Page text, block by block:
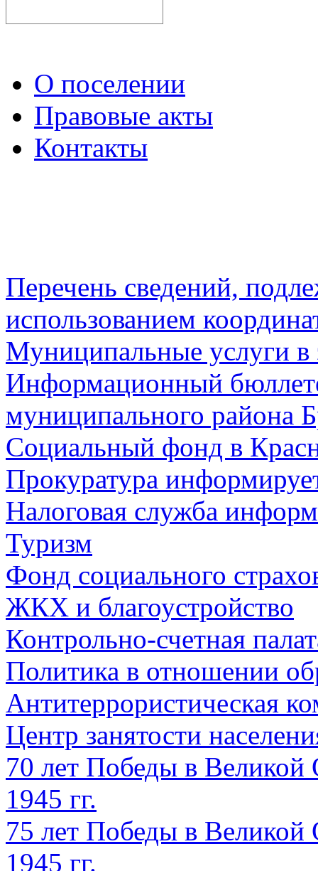
О поселении
Правовые акты
Контакты
Перечень сведений,
использованием
Муниципальные услуги в
Информационный
муниципального района
Социальный фонд в
Прокуратура
Налоговая служба
Туризм
Фонд социального
ЖКХ и благоустройство
Контрольно-счетная
Политика в отношении
Антитеррористическая
Центр занятости
70 лет Победы в Великой
1945 гг.
75 лет Победы в Великой
1945 гг.